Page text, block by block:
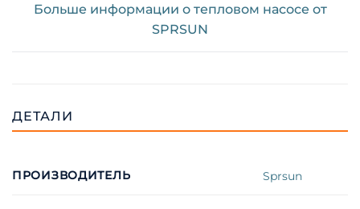
Больше информации о тепловом насосе от
SPRSUN
ДЕТАЛИ
ПРОИЗВОДИТЕЛЬ Sprsun